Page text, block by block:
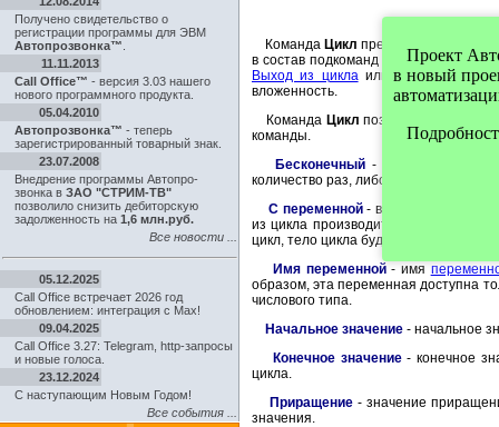
Получено свидетельство о
регистрации программы для ЭВМ
Автопрозвонка™
11.11.2013
Call Office™ - версия 3.03 нашего
нового программного продукта.
05.04.2010
Автопрозвонка™ - теперь
зарегистрированный товарный знак.
23.07.2008
Внедрение программы Автопро-
звонка в ЗАО "СТРИМ-ТВ"
позволило снизить дебиторскую
задолженность на 1,6 млн.руб.
Все новости ...
05.12.2025
Call Office встречает 2026 год
обновлением: интеграция с Max!
09.04.2025
Call Office 3.27: Telegram, http-запросы
и новые голоса.
23.12.2024
С наступающим Новым Годом!
Все события ...
Команда Цикл предназначена для
в состав подкоманд команды Цикл
Выход из циклаили не выполнится
вложенность.
Команда Цикл позволяет
команды.
Бесконечный - в этом случае
количество раз, либо пока не
С переменной- в этом случае
из цикла производится после
цикл, тело цикла будет выполнено
Имя переменной- имя
образом, эта переменная доступна
числового типа.
Начальное значение - начальное
Конечное значение- конечное
цикла.
Приращение - значение
значения.
Проект
в новый